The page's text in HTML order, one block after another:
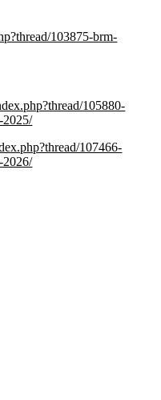
103875-brm-
105880-
2025/
107466-
2026/